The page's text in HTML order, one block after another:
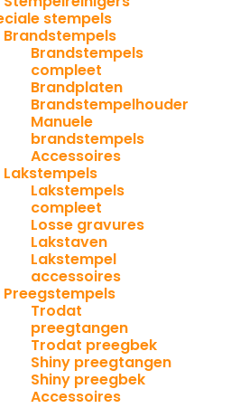
stempels
Brandstempels
Brandstempels
compleet
Brandplaten
Brandstempelhouder
Manuele
brandstempels
Accessoires
Lakstempels
Lakstempels
compleet
Losse gravures
Lakstaven
Lakstempel
accessoires
Preegstempels
Trodat
preegtangen
Trodat preegbek
Shiny preegtangen
Shiny preegbek
Accessoires